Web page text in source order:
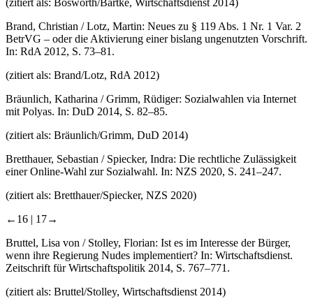
Brand, Christian / Lotz, Martin: Neues zu § 119 Abs. 1 Nr. 1 Var. 2
BetrVG – oder die Aktivierung einer bislang ungenutzten Vorschrift.
In: RdA 2012, S. 73–81.
(zitiert als: Brand/Lotz, RdA 2012)
Bräunlich, Katharina / Grimm, Rüdiger: Sozialwahlen via Internet
mit Polyas. In: DuD 2014, S. 82–85.
(zitiert als: Bräunlich/Grimm, DuD 2014)
Bretthauer, Sebastian / Spiecker, Indra: Die rechtliche Zulässigkeit
einer Online-Wahl zur Sozialwahl. In: NZS 2020, S. 241–247.
(zitiert als: Bretthauer/Spiecker, NZS 2020)
←16 | 17→
Bruttel, Lisa von / Stolley, Florian: Ist es im Interesse der Bürger,
wenn ihre Regierung Nudes implementiert? In: Wirtschaftsdienst.
Zeitschrift für Wirtschaftspolitik 2014, S. 767–771.
(zitiert als: Bruttel/Stolley, Wirtschaftsdienst 2014)